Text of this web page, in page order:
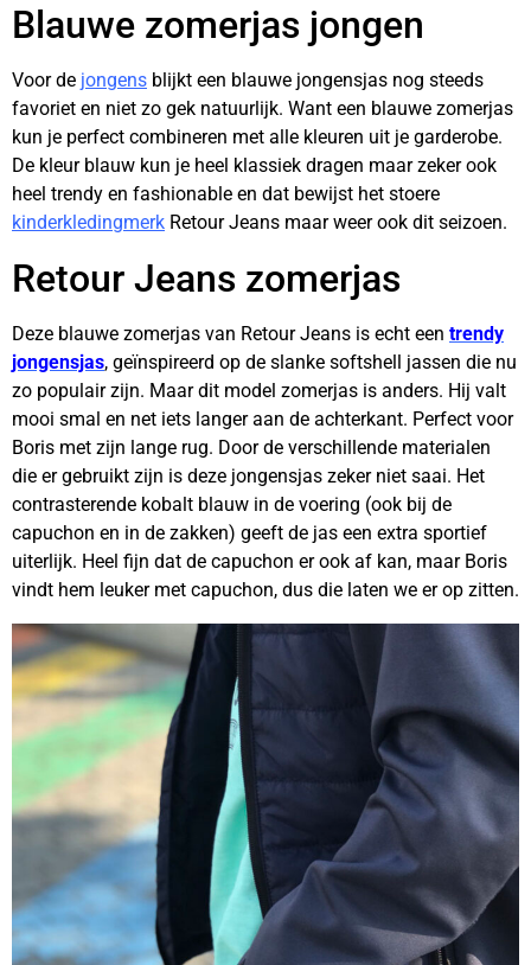
Blauwe zomerjas jongen
Voor de jongens blijkt een blauwe jongensjas nog steeds
favoriet en niet zo gek natuurlijk. Want een blauwe zomerjas
kun je perfect combineren met alle kleuren uit je garderobe.
De kleur blauw kun je heel klassiek dragen maar zeker ook
heel trendy en fashionable en dat bewijst het stoere
kinderkledingmerk Retour Jeans maar weer ook dit seizoen.
Retour Jeans zomerjas
Deze blauwe zomerjas van Retour Jeans is echt een trendy
jongensjas, geïnspireerd op de slanke softshell jassen die nu
zo populair zijn. Maar dit model zomerjas is anders. Hij valt
mooi smal en net iets langer aan de achterkant. Perfect voor
Boris met zijn lange rug. Door de verschillende materialen
die er gebruikt zijn is deze jongensjas zeker niet saai. Het
contrasterende kobalt blauw in de voering (ook bij de
capuchon en in de zakken) geeft de jas een extra sportief
uiterlijk. Heel fijn dat de capuchon er ook af kan, maar Boris
vindt hem leuker met capuchon, dus die laten we er op zitten.